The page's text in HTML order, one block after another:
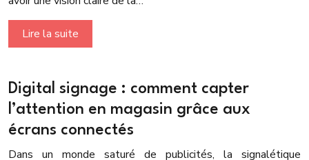
Lire la suite
Digital signage : comment capter
l’attention en magasin grâce aux
écrans connectés
Dans un monde saturé de publicités, la signalétique